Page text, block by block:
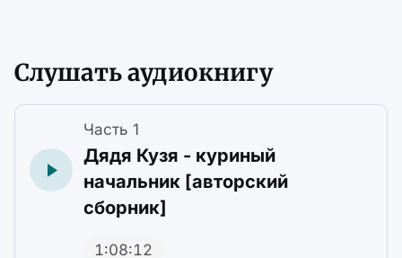
Слушать аудиокнигу
Часть 1
Дядя Кузя - куриный
начальник [авторский
сборник]
1:08:12